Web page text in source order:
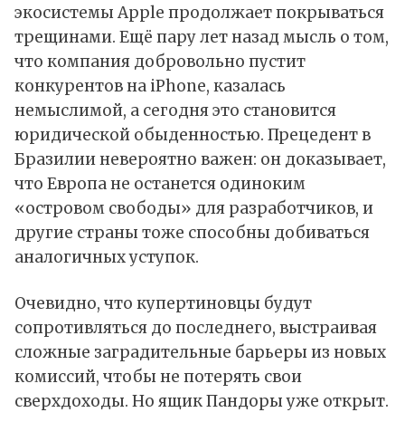
экосистемы Apple продолжает покрываться
трещинами. Ещё пару лет назад мысль о том,
что компания добровольно пустит
конкурентов на iPhone, казалась
немыслимой, а сегодня это становится
юридической обыденностью. Прецедент в
Бразилии невероятно важен: он доказывает,
что Европа не останется одиноким
«островом свободы» для разработчиков, и
другие страны тоже способны добиваться
аналогичных уступок.
Очевидно, что купертиновцы будут
сопротивляться до последнего, выстраивая
сложные заградительные барьеры из новых
комиссий, чтобы не потерять свои
сверхдоходы. Но ящик Пандоры уже открыт.